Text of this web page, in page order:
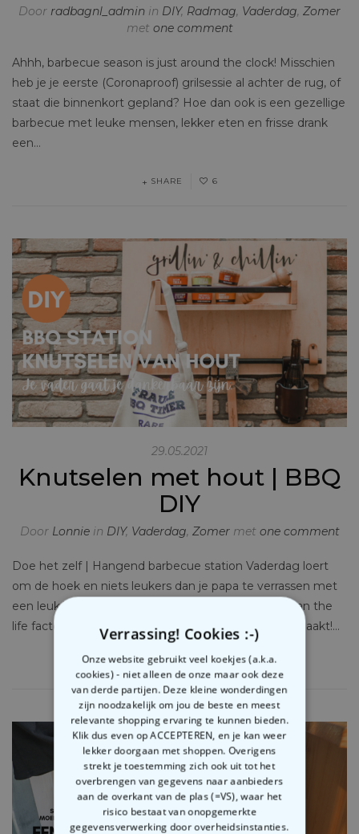
Door radbagnl_admin in DIY, Radmag, Vaderdag, Zomer
met one comment
Ahhh, barbecue season is just around the clock! Misschien
heb je je eerste (Coronaproof) grilsessie al achter de rug, of
staat die binnenkort gepland? Hoe dan ook is een gezellige
barbecue met leuke mensen, lekker eten en frisse drank
een…
SHARE 6
29.05.2021
Knutselen met hout | BBQ
DIY
Door Lonniein DIY, Vaderdag, Zomermet one comment
Doe het zelf | Hangend barbecue station Vaderdag loert
om de hoek en niets leukers dan je papa te verrassen met
een leuk Vaderdag cadeau. Daarom heeft Frauke van the
life factory deze super leuke BBQ DIY voor ons gemaakt!…
SHARE 6
Verrassing! Cookies :-)
Onze website gebruikt veel koekjes (a.k.a.
cookies) - niet alleen de onze maar ook deze
van derde partijen. Deze kleine wonderdingen
zijn noodzakelijk om jou de beste en meest
relevante shopping ervaring te kunnen bieden.
Klik dus even op ACCEPTEREN, en je kan weer
lekker doorgaan met shoppen. Overigens
strekt je toestemming zich ook uit tot het
overbrengen van gegevens naar aanbieders
aan de overkant van de plas (=VS), waar het
risico bestaat van onopgemerkte
gegevensverwerking door overheidsinstanties.